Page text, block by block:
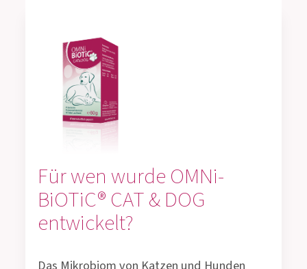
Für wen wurde OMNi-
BiOTiC® CAT & DOG
entwickelt?
Das Mikrobiom von Katzen und Hunden